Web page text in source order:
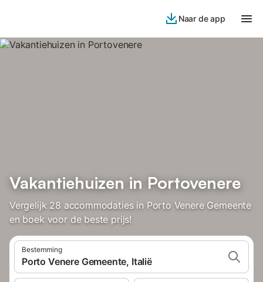
Naar de app
Vakantiehuizen in Portovenere
Vergelijk 28 accommodaties in Porto Venere Gemeente
en boek voor de beste prijs!
Bestemming
Porto Venere Gemeente, Italië